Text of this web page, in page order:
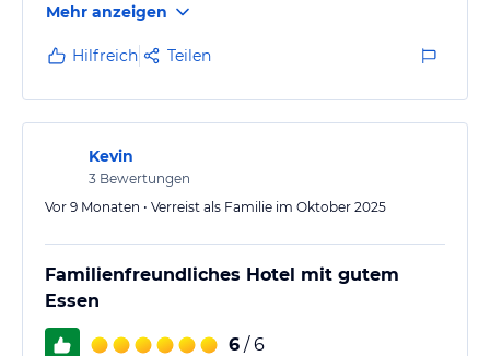
Mehr anzeigen
Hilfreich Teilen
Kevin
3 Bewertungen
Vor 9 Monaten • Verreist als Familie im Oktober 2025
Familienfreundliches Hotel mit gutem
Essen
6 / 6